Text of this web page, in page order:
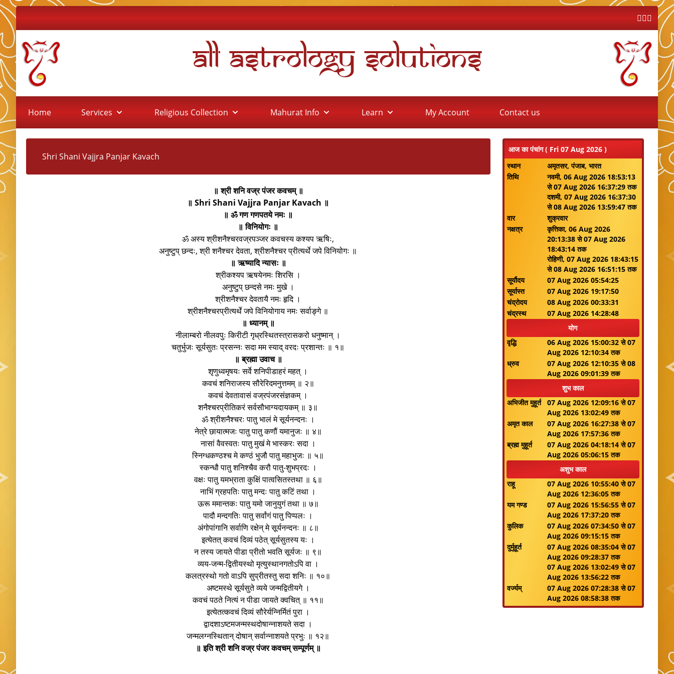
All Astrology Solutions
Home Services Religious Collection Mahurat Info Learn My Account Contact us
Shri Shani Vajjra Panjar Kavach
॥ श्री शनि वज्र पंजर कवचम् ॥
॥ Shri Shani Vajjra Panjar Kavach ॥
॥ ॐ गण गणपतये नमः ॥
॥ विनियोगः ॥
ॐ अस्य श्रीशनैश्चरवज्रपञ्जर कवचस्य कश्यप ऋषिः,
अनुष्टुप् छन्दः, श्री शनैश्चर देवता, श्रीशनैश्चर प्रीत्यर्थे जपे विनियोगः ॥
॥ ऋष्यादि न्यासः ॥
श्रीकश्यप ऋषयेनमः शिरसि ।
अनुष्टुप् छन्दसे नमः मुखे ।
श्रीशनैश्चर देवतायै नमः हृदि ।
श्रीशनैश्चरप्रीत्यर्थे जपे विनियोगाय नमः सर्वाङ्गे ॥
॥ ध्यानम् ॥
नीलाम्बरो नीलवपुः किरीटी गृध्रस्थितस्त्रासकरो धनुष्मान् ।
चतुर्भुजः सूर्यसुतः प्रसन्नः सदा मम स्याद् वरदः प्रशान्तः ॥ १॥
॥ ब्रह्मा उवाच ॥
शृणुध्वमृषयः सर्वे शनिपीडाहरं महत् ।
कवचं शनिराजस्य सौरेरिदमनुत्तमम् ॥ २॥
कवचं देवतावासं वज्रपंजरसंज्ञकम् ।
शनैश्चरप्रीतिकरं सर्वसौभाग्यदायकम् ॥ ३॥
ॐ श्रीशनैश्चरः पातु भालं मे सूर्यनन्दनः ।
नेत्रे छायात्मजः पातु पातु कणौं यमानुजः ॥ ४॥
नासां वैवस्वतः पातु मुखं मे भास्करः सदा ।
स्निग्धकण्ठश्च मे कण्ठं भुजौ पातु महाभुजः ॥ ५॥
स्कन्धौ पातु शनिश्चैव करौ पातु-शुभप्रदः ।
वक्षः पातु यमभ्राता कुक्षिं पात्वसितस्तथा ॥ ६॥
नाभिं ग्रहपतिः पातु मन्दः पातु कटिं तथा ।
ऊरू ममान्तकः पातु यमो जानुयुगं तथा ॥ ७॥
पादौ मन्दगतिः पातु सर्वांगं पातु पिप्पलः ।
अंगोपांगानि सर्वाणि रक्षेन् मे सूर्यनन्दनः ॥ ८॥
इत्येतत् कवचं दिव्यं पठेत् सूर्यसुतस्य यः ।
न तस्य जायते पीडा प्रीतो भवति सूर्यजः ॥ ९॥
व्यय-जन्म-द्वितीयस्थो मृत्युस्थानगतोऽपि वा ।
कलत्रस्थो गतो वाऽपि सुप्रीतस्तु सदा शनिः ॥ १०॥
अष्टमस्थे सूर्यसुते व्यये जन्मद्वितीयगे ।
कवचं पठते नित्यं न पीडा जायते क्वचित् ॥ ११॥
इत्येतत्कवचं दिव्यं सौरेर्यन्निर्मितं पुरा ।
द्वादशाऽष्टमजन्मस्थदोषान्नाशयते सदा ।
जन्मलग्नस्थितान् दोषान् सर्वान्नाशयते प्रभुः ॥ १२॥
॥ इति श्री शनि वज्र पंजर कवचम् सम्पूर्णम् ॥
आज का पंचांग ( Fri 07 Aug 2026 )
स्थान
अमृतसर, पंजाब, भारत
तिथि
नवमी, 06 Aug 2026 18:53:13
से 07 Aug 2026 16:37:29 तक
दशमी, 07 Aug 2026 16:37:30
से 08 Aug 2026 13:59:47 तक
वार
शुक्रवार
नक्षत्र
कृत्तिका, 06 Aug 2026
20:13:38 से 07 Aug 2026
18:43:14 तक
रोहिणी, 07 Aug 2026 18:43:15
से 08 Aug 2026 16:51:15 तक
सूर्यौदय
07 Aug 2026 05:54:25
सूर्यास्त
07 Aug 2026 19:17:50
चंद्रोदय
08 Aug 2026 00:33:31
चंद्रस्थ
07 Aug 2026 14:28:48
योग
वृद्धि
06 Aug 2026 15:00:32 से 07
Aug 2026 12:10:34 तक
ध्रुव
07 Aug 2026 12:10:35 से 08
Aug 2026 09:01:39 तक
शुभ काल
अभिजीत मुहूर्त
07 Aug 2026 12:09:16 से 07
Aug 2026 13:02:49 तक
अमृत काल
07 Aug 2026 16:27:38 से 07
Aug 2026 17:57:36 तक
ब्रह्म मुहूर्त
07 Aug 2026 04:18:14 से 07
Aug 2026 05:06:15 तक
अशुभ काल
राहू
07 Aug 2026 10:55:40 से 07
Aug 2026 12:36:05 तक
यम गण्ड
07 Aug 2026 15:56:55 से 07
Aug 2026 17:37:20 तक
कुलिक
07 Aug 2026 07:34:50 से 07
Aug 2026 09:15:15 तक
दुर्मुहूर्त
07 Aug 2026 08:35:04 से 07
Aug 2026 09:28:37 तक
07 Aug 2026 13:02:49 से 07
Aug 2026 13:56:22 तक
वर्ज्यम्
07 Aug 2026 07:28:38 से 07
Aug 2026 08:58:38 तक